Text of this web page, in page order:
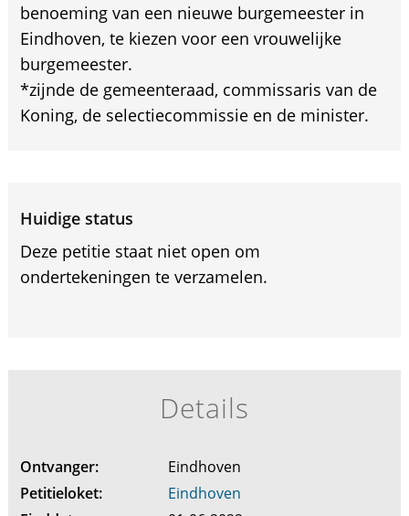
benoeming van een nieuwe burgemeester in
Eindhoven, te kiezen voor een vrouwelijke
burgemeester.
*zijnde de gemeenteraad, commissaris van de
Koning, de selectiecommissie en de minister.
Huidige status
Deze petitie staat niet open om
ondertekeningen te verzamelen.
Details
Ontvanger:
Eindhoven
Petitieloket:
Eindhoven